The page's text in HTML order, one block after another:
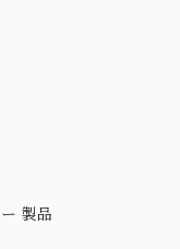
製品